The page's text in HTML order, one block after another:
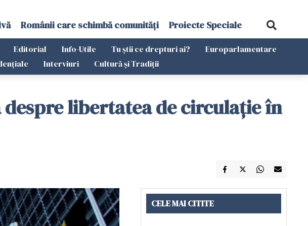
Românii care schimbă comunități Proiecte Speciale
Editorial Info-Utile Tu știi ce drepturi ai?
Europarlamentare
Interviuri Cultură și Tradiții
libertatea de circulație în
CELE MAI CITITE